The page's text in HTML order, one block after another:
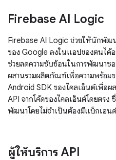
Firebase AI Logic
Firebase AI Logic ช่วยให้นักพัฒ
ของ Google ลงในแอปของตนได้
ช่วยลดความซับซ้อนในการพัฒนาซ
ผสานรวมผลิตภัณฑ์เพื่อความพร้อม
Android SDK ของไคลเอ็นต์เพื่อผ
API จากโค้ดของไคลเอ็นต์โดยตรง
พัฒนาโดยไม่จำเป็นต้องมีแบ็กเอนด์
ผู้ให้บริการ API